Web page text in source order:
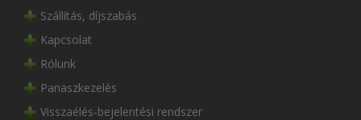
Szállítás, díjszabás
Kapcsolat
Rólunk
Panaszkezelés
Visszaélés-bejelentési rendszer